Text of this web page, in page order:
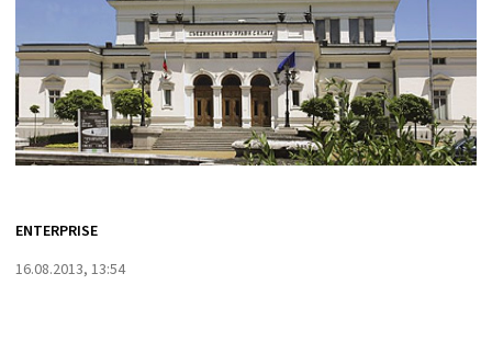
ENTERPRISE
16.08.2013, 13:54